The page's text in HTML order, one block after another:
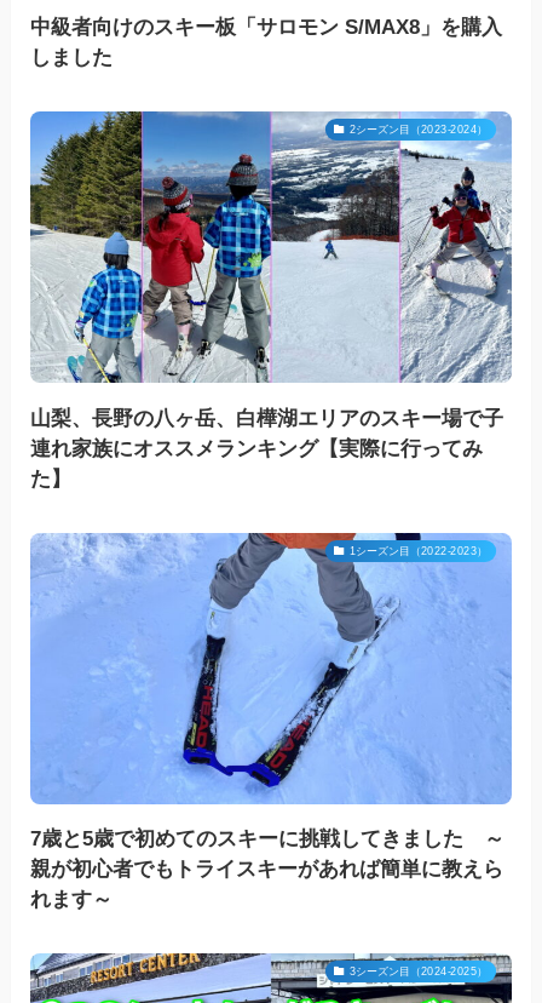
中級者向けのスキー板「サロモン S/MAX8」を購入
しました
2シーズン目（2023-2024）
山梨、長野の八ヶ岳、白樺湖エリアのスキー場で子
連れ家族にオススメランキング【実際に行ってみ
た】
1シーズン目（2022-2023）
7歳と5歳で初めてのスキーに挑戦してきました ～
親が初心者でもトライスキーがあれば簡単に教えら
れます～
3シーズン目（2024-2025）